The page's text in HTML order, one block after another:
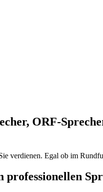
ORF-
verdienen. Egal ob im